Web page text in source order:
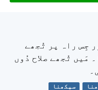
جِس راہ پر تُجھے
مَیں تُجھے صلاح دُوں
سیکھنا